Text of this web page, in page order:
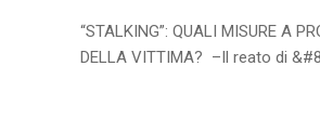
“STALKING”: QUALI MISURE A
DELLA VITTIMA? –Il reato di